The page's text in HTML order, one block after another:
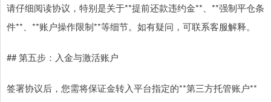
请仔细阅读协议，特别是关于**提前还款违约金**、**强制平仓条
件**、**账户操作限制**等细节。如有疑问，可联系客服解释。
## 第五步：入金与激活账户
签署协议后，您需将保证金转入平台指定的**第三方托管账户**